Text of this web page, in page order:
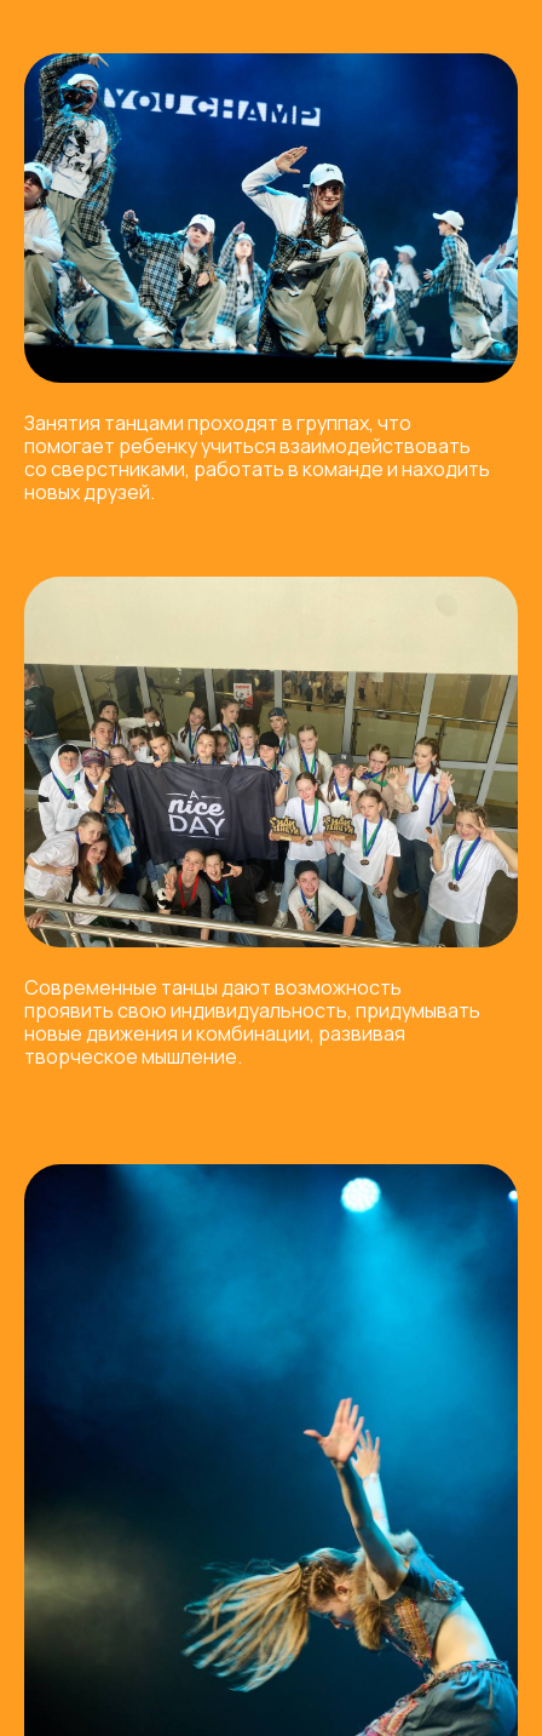
Занятия танцами проходят в группах, что
помогает ребенку учиться взаимодействовать
со сверстниками, работать в команде и находить
новых друзей.
Современные танцы дают возможность
проявить свою индивидуальность, придумывать
новые движения и комбинации, развивая
творческое мышление.